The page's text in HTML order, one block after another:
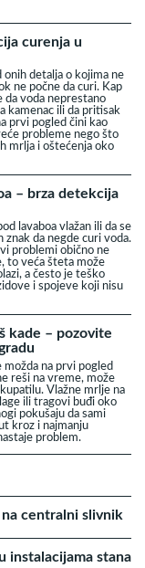
curenja u
onih detalja o kojima ne
ne počne da curi. Kap
da voda neprestano
kamenac ili da pritisak
prvi pogled čini kao
probleme nego što
mrlja i oštećenja oko
– brza detekcija
lavaboa vlažan ili da se
znak da negde curi voda.
problemi obično ne
to veća šteta može
a često je teško
i spojeve koji nisu
kade – pozovite
na prvi pogled
reši na vreme, može
Vlažne mrlje na
ili tragovi buđi oko
pokušaju da sami
kroz i najmanju
problem.
centralni slivnik
instalacijama stana